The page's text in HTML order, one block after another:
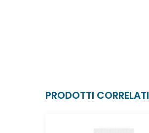
PRODOTTI CORRELATI